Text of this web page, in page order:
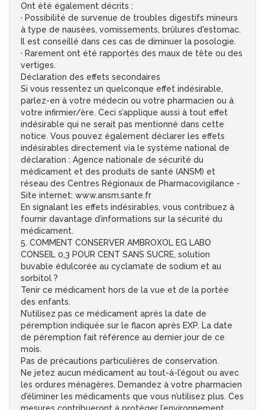
Ont été également décrits :
· Possibilité de survenue de troubles digestifs mineurs
à type de nausées, vomissements, brûlures d'estomac.
Il est conseillé dans ces cas de diminuer la posologie.
· Rarement ont été rapportés des maux de tête ou des
vertiges.
Déclaration des effets secondaires
Si vous ressentez un quelconque effet indésirable,
parlez-en à votre médecin ou votre pharmacien ou à
votre infirmier/ère. Ceci s’applique aussi à tout effet
indésirable qui ne serait pas mentionné dans cette
notice. Vous pouvez également déclarer les effets
indésirables directement via le système national de
déclaration : Agence nationale de sécurité du
médicament et des produits de santé (ANSM) et
réseau des Centres Régionaux de Pharmacovigilance -
Site internet: www.ansm.sante.fr
En signalant les effets indésirables, vous contribuez à
fournir davantage d’informations sur la sécurité du
médicament.
5. COMMENT CONSERVER AMBROXOL EG LABO
CONSEIL 0,3 POUR CENT SANS SUCRE, solution
buvable édulcorée au cyclamate de sodium et au
sorbitol ?
Tenir ce médicament hors de la vue et de la portée
des enfants.
N’utilisez pas ce médicament après la date de
péremption indiquée sur le flacon après EXP. La date
de péremption fait référence au dernier jour de ce
mois.
Pas de précautions particulières de conservation.
Ne jetez aucun médicament au tout-à-l’égout ou avec
les ordures ménagères. Demandez à votre pharmacien
d’éliminer les médicaments que vous n’utilisez plus. Ces